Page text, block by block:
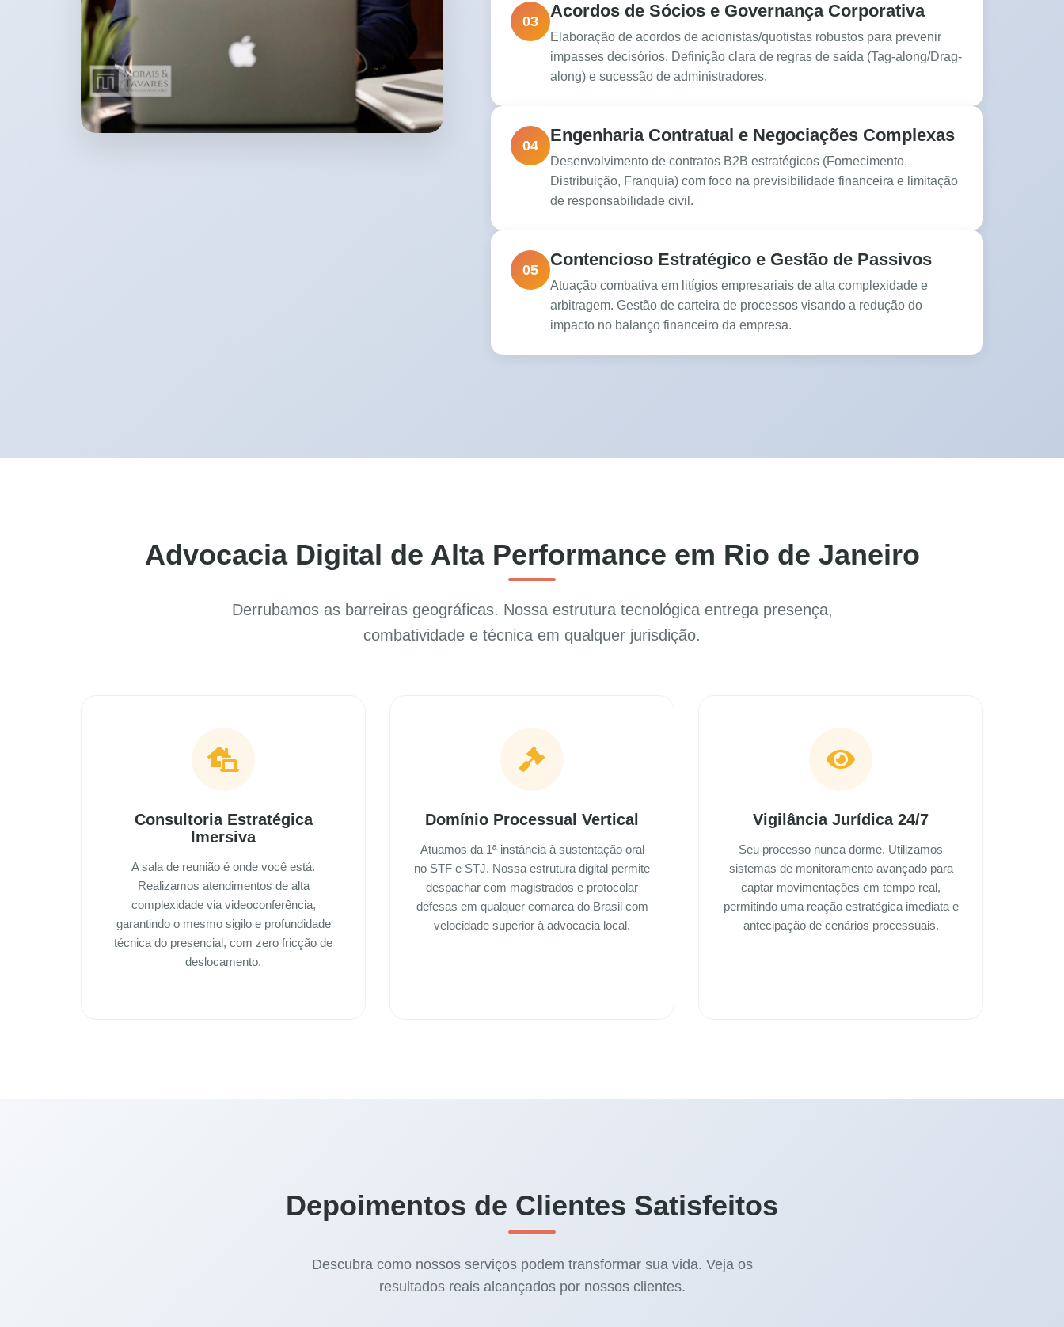
03
Acordos de Sócios e Governança Corporativa
Elaboração de acordos de acionistas/quotistas robustos para prevenir
impasses decisórios. Definição clara de regras de saída (Tag-along/Drag-
along) e sucessão de administradores.
04
Engenharia Contratual e Negociações Complexas
Desenvolvimento de contratos B2B estratégicos (Fornecimento,
Distribuição, Franquia) com foco na previsibilidade financeira e limitação
de responsabilidade civil.
05
Contencioso Estratégico e Gestão de Passivos
Atuação combativa em litígios empresariais de alta complexidade e
arbitragem. Gestão de carteira de processos visando a redução do
impacto no balanço financeiro da empresa.
Advocacia Digital de Alta Performance em Rio de Janeiro
Derrubamos as barreiras geográficas. Nossa estrutura tecnológica entrega presença,
combatividade e técnica em qualquer jurisdição.
Consultoria Estratégica
Imersiva
A sala de reunião é onde você está.
Realizamos atendimentos de alta
complexidade via videoconferência,
garantindo o mesmo sigilo e profundidade
técnica do presencial, com zero fricção de
deslocamento.
Domínio Processual Vertical
Atuamos da 1ª instância à sustentação oral
no STF e STJ. Nossa estrutura digital permite
despachar com magistrados e protocolar
defesas em qualquer comarca do Brasil com
velocidade superior à advocacia local.
Vigilância Jurídica 24/7
Seu processo nunca dorme. Utilizamos
sistemas de monitoramento avançado para
captar movimentações em tempo real,
permitindo uma reação estratégica imediata e
antecipação de cenários processuais.
Depoimentos de Clientes Satisfeitos
Descubra como nossos serviços podem transformar sua vida. Veja os
resultados reais alcançados por nossos clientes.